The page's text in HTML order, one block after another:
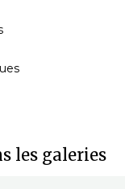
les galeries